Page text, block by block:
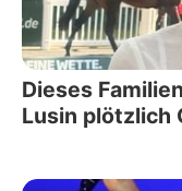
Dieses
Lusin plötzlich